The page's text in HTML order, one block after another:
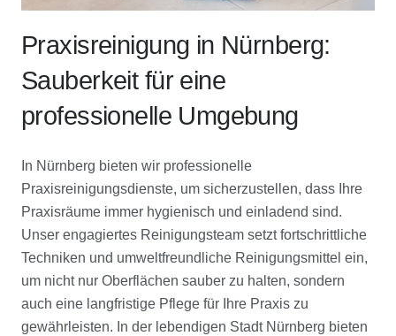
Praxisreinigung in Nürnberg:
Sauberkeit für eine
professionelle Umgebung
In Nürnberg bieten wir professionelle
Praxisreinigungsdienste, um sicherzustellen, dass Ihre
Praxisräume immer hygienisch und einladend sind.
Unser engagiertes Reinigungsteam setzt fortschrittliche
Techniken und umweltfreundliche Reinigungsmittel ein,
um nicht nur Oberflächen sauber zu halten, sondern
auch eine langfristige Pflege für Ihre Praxis zu
gewährleisten. In der lebendigen Stadt Nürnberg bieten